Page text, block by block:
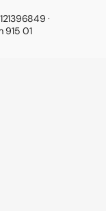
·
915 01